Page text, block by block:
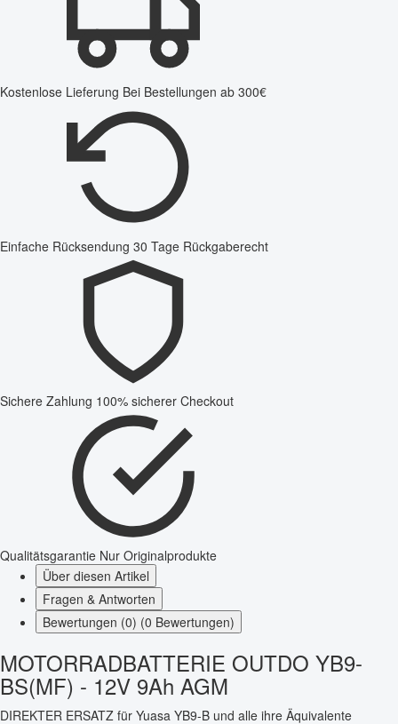
Kostenlose Lieferung Bei Bestellungen ab 300€
Einfache Rücksendung 30 Tage Rückgaberecht
Sichere Zahlung 100% sicherer Checkout
Qualitätsgarantie Nur Originalprodukte
Über diesen Artikel
Fragen & Antworten
Bewertungen (0) (0 Bewertungen)
MOTORRADBATTERIE OUTDO YB9-
BS(MF) - 12V 9Ah AGM
DIREKTER ERSATZ für Yuasa YB9-B und alle ihre Äquivalente